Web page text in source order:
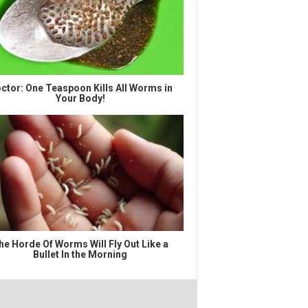
One Teaspoon Kills All Worms in
Your Body!
Horde Of Worms Will Fly Out Like a
Bullet In the Morning